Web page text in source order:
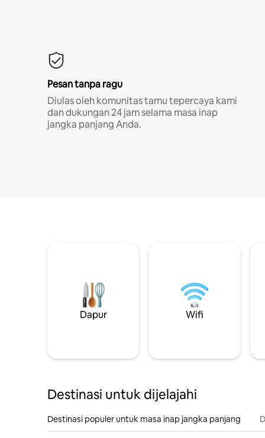
Pesan tanpa ragu
Diulas oleh komunitas tamu tepercaya kami
dan dukungan 24 jam selama masa inap
jangka panjang Anda.
Dapur Wifi
Destinasi untuk dijelajahi
Destinasi populer untuk masa inap jangka panjang